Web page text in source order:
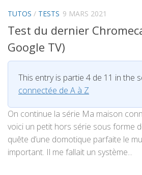
TUTOS / TESTS 9 MARS 2021
Test du dernier
Google TV)
This entry is partie 4 de 11 in the
connectée de A à Z
On continue la série Ma maison
voici un petit hors série sous forme
quête d’une domotique parfaite le
important. Il me fallait un système...